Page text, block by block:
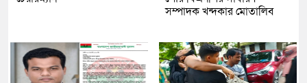
সম্পাদক খন্দকার মোতালিব